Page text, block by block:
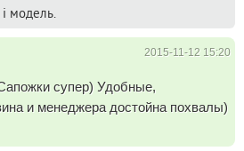
і модель.
2015-11-12 15:20
супер) Удобные,
и менеджера достойна похвалы)